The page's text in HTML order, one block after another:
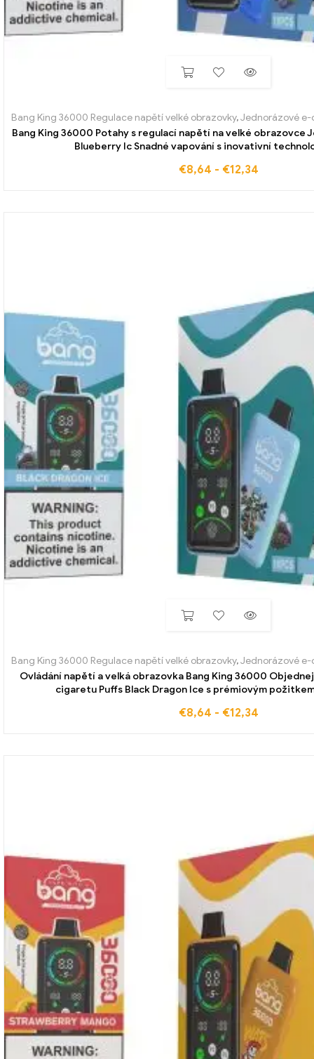
Bang King 36000 Regulace napětí velké obrazovky,Jednorázové e-
Bang King 36000 Potahy s regulací napětí na velké obrazovce
Blueberry Ic Snadné vapování s inovativní
€8,64 - €12,34
Bang King 36000 Regulace napětí velké obrazovky,Jednorázové e-
Ovládání napětí a velká obrazovka Bang King 36000
cigaretu Puffs Black Dragon Ice s prémiovým
€8,64 - €12,34